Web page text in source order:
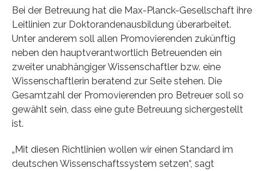
Bei der Betreuung hat die Max-Planck-Gesellschaft ihre
Leitlinien zur Doktorandenausbildung überarbeitet.
Unter anderem soll allen Promovierenden zukünftig
neben den hauptverantwortlich Betreuenden ein
zweiter unabhängiger Wissenschaftler bzw. eine
Wissenschaftlerin beratend zur Seite stehen. Die
Gesamtzahl der Promovierenden pro Betreuer soll so
gewählt sein, dass eine gute Betreuung sichergestellt
ist.
„Mit diesen Richtlinien wollen wir einen Standard im
deutschen Wissenschaftssystem setzen“, sagt